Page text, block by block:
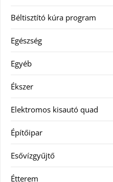
Béltisztító kúra program
Egészség
Egyéb
Ékszer
Elektromos kisautó quad
Építőipar
Esővízgyűjtő
Étterem